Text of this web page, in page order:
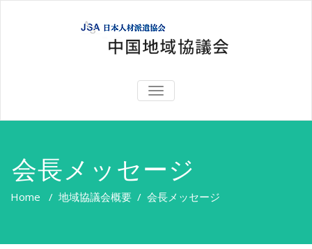
TOGGLE
NAVIGATION
会長メッセージ
Home / 地域協議会概要 / 会長メッセージ